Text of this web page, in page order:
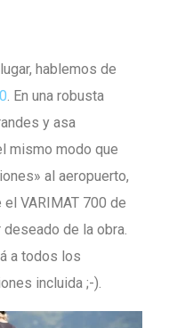
hablemos de
. En una robusta
y asa
mismo modo que
al aeropuerto,
VARIMAT 700 de
de la obra.
a todos los
incluida ;-).